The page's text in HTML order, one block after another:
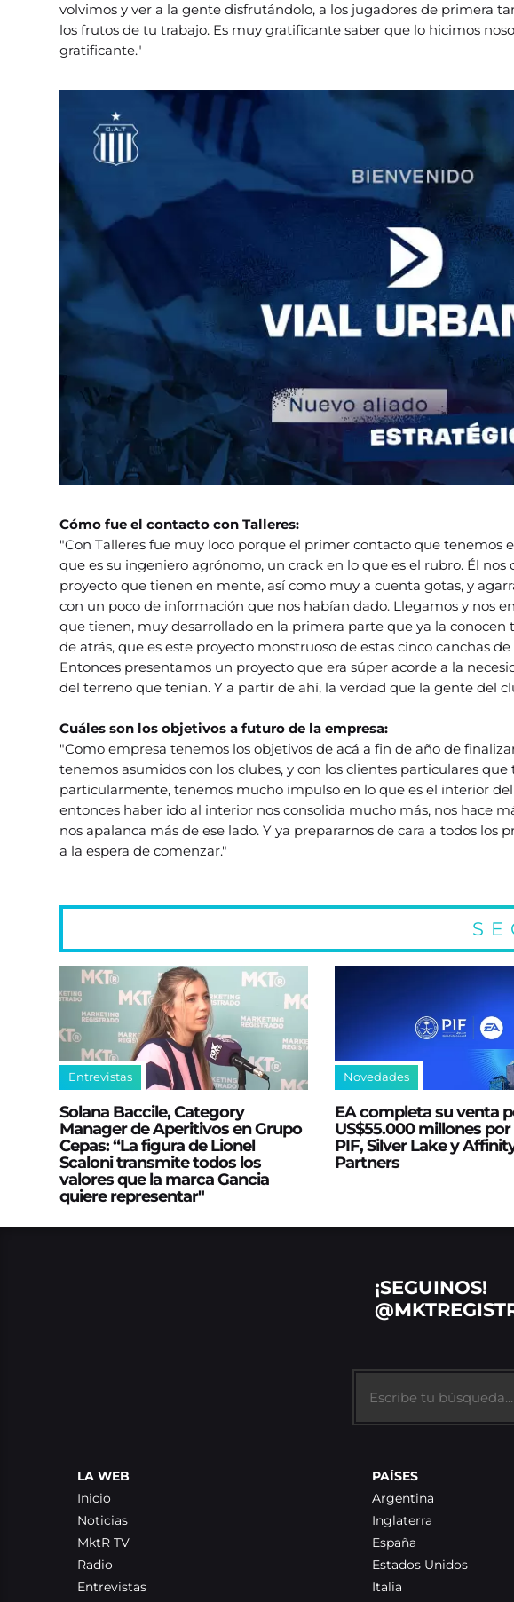
volvimos y ver a la gente disfrutándolo, a los jugadores de primera
los frutos de tu trabajo. Es muy gratificante saber que lo hicimos
gratificante."
Cómo fue el contacto con Talleres:
"Con Talleres fue muy loco porque el primer contacto que tenemos
que es su ingeniero agrónomo, un crack en lo que es el rubro. Él
proyecto que tienen en mente, así como muy a cuenta gotas, y
con un poco de información que nos habían dado. Llegamos y nos
que tienen, muy desarrollado en la primera parte que ya la conocen
de atrás, que es este proyecto monstruoso de estas cinco canchas
Entonces presentamos un proyecto que era súper acorde a la
del terreno que tenían. Y a partir de ahí, la verdad que la gente del
Cuáles son los objetivos a futuro de la empresa:
"Como empresa tenemos los objetivos de acá a fin de año de
tenemos asumidos con los clubes, y con los clientes particulares que
particularmente, tenemos mucho impulso en lo que es el interior del
entonces haber ido al interior nos consolida mucho más, nos hace
nos apalanca más de ese lado. Y ya prepararnos de cara a todos los
a la espera de comenzar."
Entrevistas
Solana Baccile, Category
Manager de Aperitivos en Grupo
Cepas: “La figura de Lionel
Scaloni transmite todos los
valores que la marca Gancia
quiere representar"
Novedades
EA completa su venta
US$55.000 millones
PIF, Silver Lake y
Partners
¡SEGUINOS!
LA WEB
Inicio
Noticias
MktR TV
Radio
Entrevistas
PAÍSES
Argentina
Inglaterra
España
Estados Unidos
Italia